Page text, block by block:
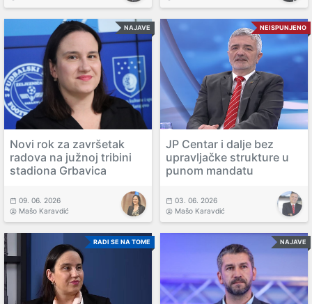
NAJAVE
Novi rok za završetak
radova na južnoj tribini
stadiona Grbavica
09. 06. 2026
Mašo Karavdić
NEISPUNJENO
JP Centar i dalje bez
upravljačke strukture u
punom mandatu
03. 06. 2026
Mašo Karavdić
RADI SE NA TOME NAJAVE